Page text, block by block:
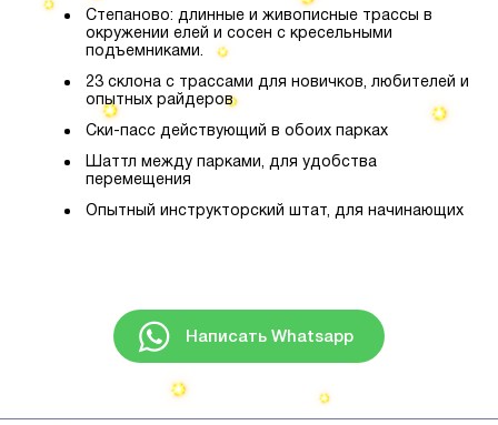
Степаново: длинные и живописные трассы в
окружении елей и сосен с кресельными
подъемниками.
23 склона с трассами для новичков, любителей и
опытных райдеров
Ски-пасс действующий в обоих парках
Шаттл между парками, для удобства
перемещения
Опытный инструкторский штат, для начинающих
Написать Whatsapp